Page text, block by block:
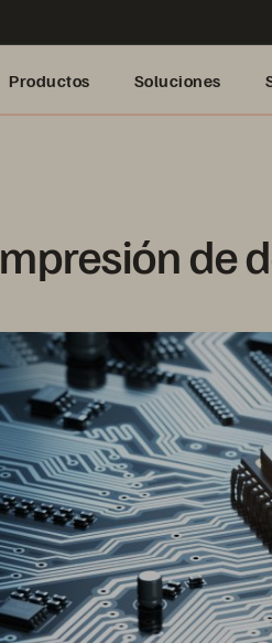
Productos Soluciones
de